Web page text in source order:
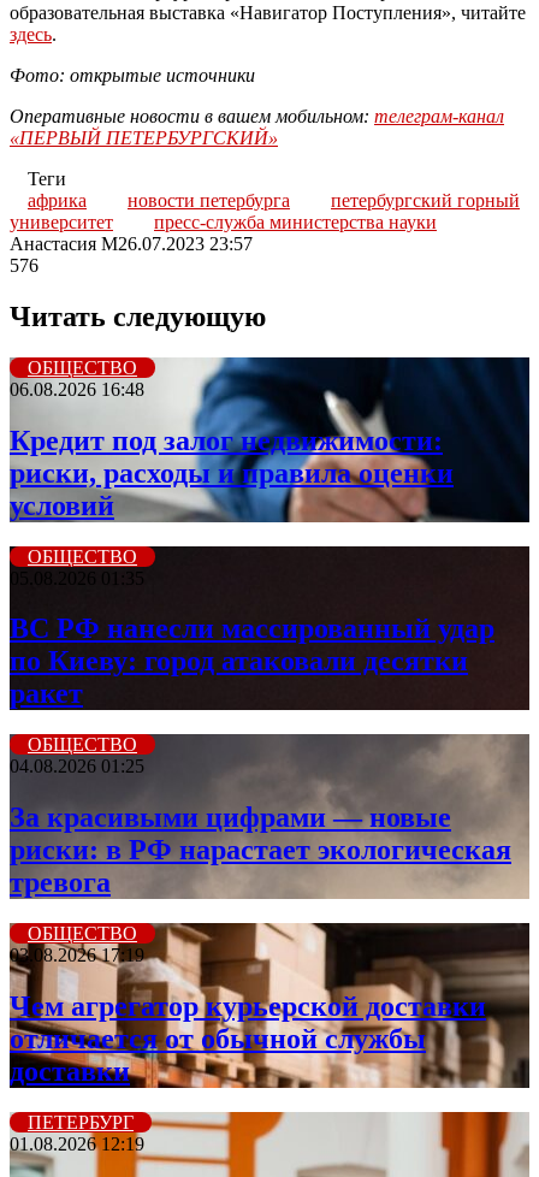
образовательная выставка «Навигатор Поступления», читайте
здесь.
Фото: открытые источники
Оперативные новости в вашем мобильном: телеграм-канал
«ПЕРВЫЙ ПЕТЕРБУРГСКИЙ»
Теги
африка
новости петербурга
петербургский горный
университет
пресс-служба министерства науки
Анастасия М26.07.2023 23:57
576
Читать следующую
ОБЩЕСТВО
06.08.2026 16:48
Кредит под залог недвижимости:
риски, расходы и правила оценки
условий
ОБЩЕСТВО
05.08.2026 01:35
ВС РФ нанесли массированный удар
по Киеву: город атаковали десятки
ракет
ОБЩЕСТВО
04.08.2026 01:25
За красивыми цифрами — новые
риски: в РФ нарастает экологическая
тревога
ОБЩЕСТВО
03.08.2026 17:19
Чем агрегатор курьерской доставки
отличается от обычной службы
доставки
ПЕТЕРБУРГ
01.08.2026 12:19